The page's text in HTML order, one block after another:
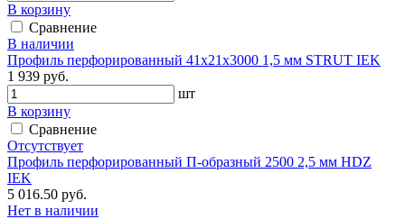
В корзину
Сравнение
В наличии
Профиль перфорированный 41х21х3000 1,5 мм STRUT IEK
1 939 руб.
шт
В корзину
Сравнение
Отсутствует
Профиль перфорированный П-образный 2500 2,5 мм HDZ
IEK
5 016.50 руб.
Нет в наличии